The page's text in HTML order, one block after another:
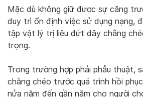
Mặc dù không giữ được sự căng
duy trì ổn định việc sử dụng nạng,
tập vật lý trị liệu đứt dây chằng
trọng.
Trong trường hợp phải phẫu thuật,
chằng chéo trước quá trình hồi
nửa năm đến gần năm cho người